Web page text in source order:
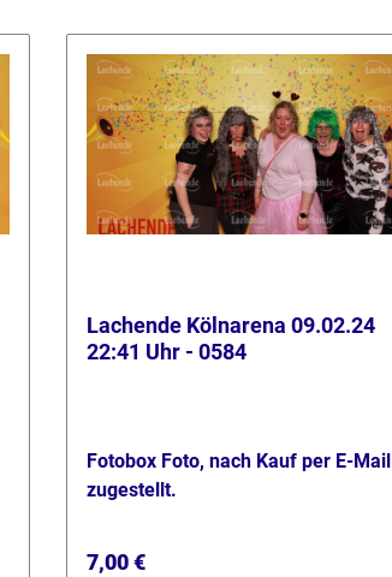
Lachende Kölnarena 09.02.24
22:41 Uhr - 0584
Fotobox Foto, nach Kauf per E-Mail
zugestellt.
Regulärer Preis:
7,00 €